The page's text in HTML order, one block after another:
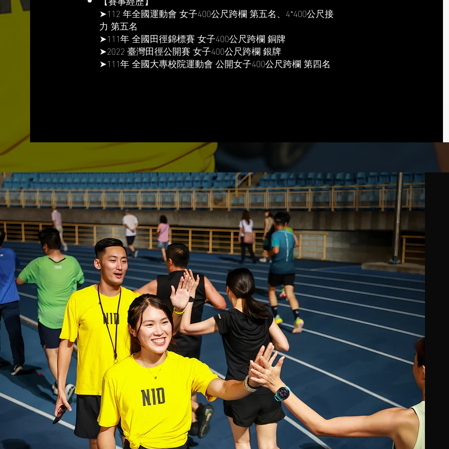
➤112 年全國運動會 女子400公尺跨欄 第五名、4*400公尺接
力 第五名
➤111年 全國田徑錦標賽 女子400公尺跨欄 銅牌
➤2022 臺灣田徑公開賽 女子400公尺跨欄 銀牌
➤111年 全國大專校院運動會 公開女子400公尺跨欄 第四名